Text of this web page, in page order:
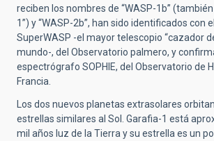
reciben los nombres de “WASP-1b”
1”) y “WASP-2b”, han sido identificados con
SuperWASP -el mayor telescopio “cazador
mundo-, del Observatorio palmero, y
espectrógrafo SOPHIE, del Observatorio de
Francia.
Los dos nuevos planetas extrasolares
estrellas similares al Sol. Garafia-1 está
mil años luz de la Tierra y su estrella es un